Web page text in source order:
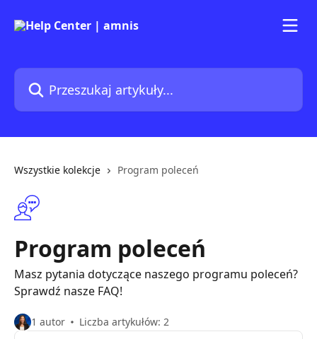
Przeszukaj artykuły...
Wszystkie kolekcje Program poleceń
Program poleceń
Masz pytania dotyczące naszego programu poleceń?
Sprawdź nasze FAQ!
1 autor Liczba artykułów: 2